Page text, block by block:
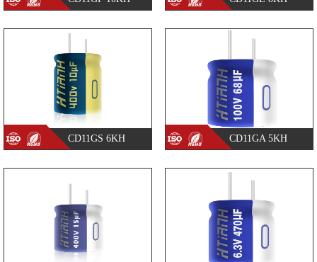
CD11GS 6KH CD11GA 5KH